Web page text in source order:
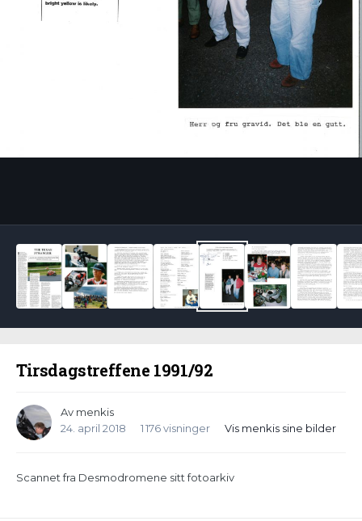
Tirsdagstreffene 1991/92
Av menkis
24. april 2018
1 176 visninger Vis menkis sine bilder
Scannet fra Desmodromene sitt fotoarkiv